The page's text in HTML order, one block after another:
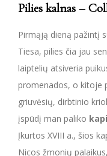
Pilies kalnas –
Pirmąją dieną pažintį
Tiesa, pilies čia jau
laiptelių atsiveria
promenados, o kitoje
griuvėsių, dirbtinio
įspūdį man paliko
Įkurtos XVIII a., šios
Nicos žmonių